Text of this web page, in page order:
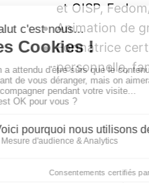
et OISP,
Animation de
Formatrice
personnelle,